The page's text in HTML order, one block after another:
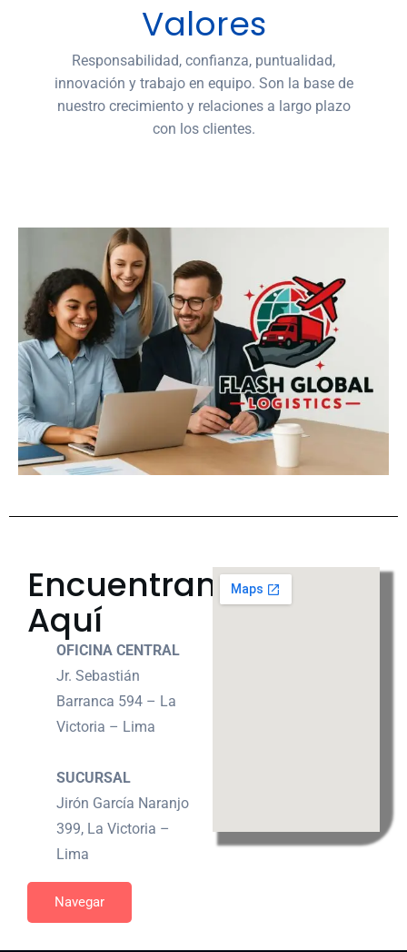
Valores
Responsabilidad, confianza, puntualidad,
innovación y trabajo en equipo. Son la base de
nuestro crecimiento y relaciones a largo plazo
con los clientes.
Encuentranos
Aquí
OFICINA CENTRAL
Jr. Sebastián
Barranca 594 – La
Victoria – Lima
SUCURSAL
Jirón García Naranjo
399, La Victoria –
Lima
Navegar